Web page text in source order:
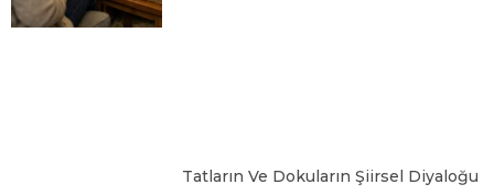
Tatların Ve Dokuların Şiirsel Diyaloğu